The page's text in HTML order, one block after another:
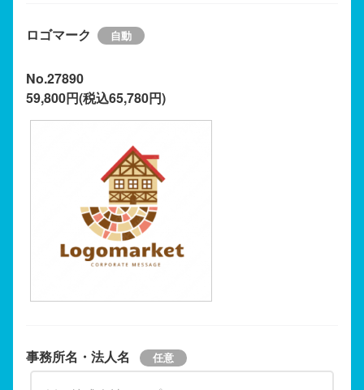
ロゴマーク
No.27890
59,800円(税込65,780円)
事務所名・法人名